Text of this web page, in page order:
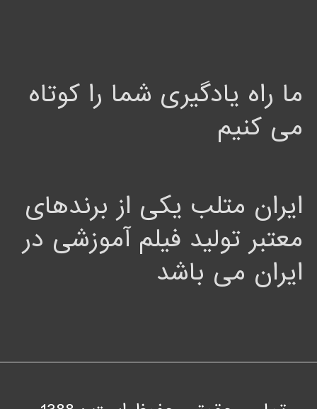
ما راه یادگیری شما را کوتاه
می کنیم
ایران متلب یکی از برندهای
معتبر تولید فیلم آموزشی در
ایران می باشد